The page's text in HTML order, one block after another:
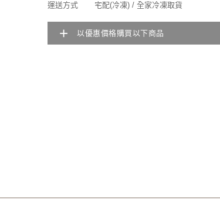
運送方式
宅配(冷凍) / 全家冷凍取貨
+ 以優惠價格購買以下商品